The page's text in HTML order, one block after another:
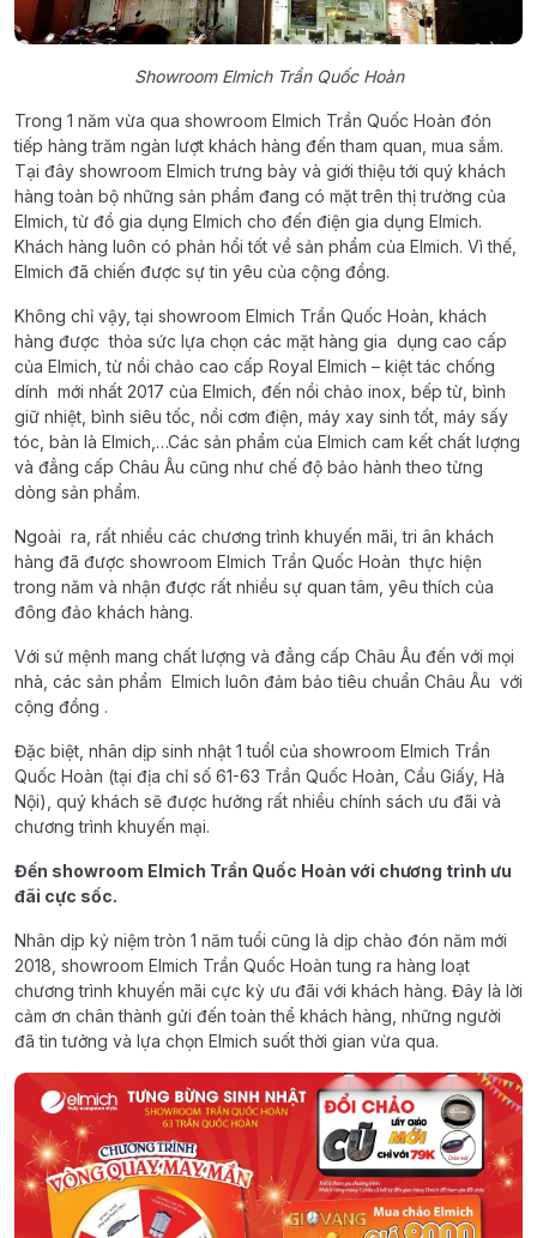
Showroom Elmich Trần Quốc Hoàn
Trong 1 năm vừa qua showroom Elmich Trần Quốc Hoàn đón
tiếp hàng trăm ngàn lượt khách hàng đến tham quan, mua sắm.
Tại đây showroom Elmich trưng bày và giới thiệu tới quý khách
hàng toàn bộ những sản phẩm đang có mặt trên thị trường của
Elmich, từ đồ gia dụng Elmich cho đến điện gia dụng Elmich.
Khách hàng luôn có phản hổi tốt về sản phẩm của Elmich. Vì thế,
Elmich đã chiến được sự tin yêu của cộng đồng.
Không chỉ vậy, tại showroom Elmich Trần Quốc Hoàn, khách
hàng được thỏa sức lựa chọn các mặt hàng gia dụng cao cấp
của Elmich, từ nồi chảo cao cấp Royal Elmich – kiệt tác chống
dính mới nhất 2017 của Elmich, đến nồi chảo inox, bếp từ, bình
giữ nhiệt, bình siêu tốc, nồi cơm điện, máy xay sinh tốt, máy sấy
tóc, bàn là Elmich,…Các sản phẩm của Elmich cam kết chất lượng
và đẳng cấp Châu Âu cũng như chế độ bảo hành theo từng
dòng sản phẩm.
Ngoài ra, rất nhiều các chương trình khuyến mãi, tri ân khách
hàng đã được showroom Elmich Trần Quốc Hoàn thực hiện
trong năm và nhận được rất nhiều sự quan tâm, yêu thích của
đông đảo khách hàng.
Với sứ mệnh mang chất lượng và đẳng cấp Châu Âu đến với mọi
nhà, các sản phẩm Elmich luôn đảm bảo tiêu chuẩn Châu Âu với
cộng đồng .
Đặc biệt, nhân dịp sinh nhật 1 tuổI của showroom Elmich Trần
Quốc Hoàn (tại địa chỉ số 61-63 Trần Quốc Hoàn, Cầu Giấy, Hà
Nội), quý khách sẽ được hưởng rất nhiều chính sách ưu đãi và
chương trình khuyến mại.
Đến showroom Elmich Trần Quốc Hoàn với chương trình ưu
đãi cực sốc.
Nhân dịp kỷ niệm tròn 1 năm tuổi cũng là dịp chào đón năm mới
2018, showroom Elmich Trần Quốc Hoàn tung ra hàng loạt
chương trình khuyến mãi cực kỳ ưu đãi với khách hàng. Đây là lời
cảm ơn chân thành gửi đến toàn thể khách hàng, những người
đã tin tưởng và lựa chọn Elmich suốt thời gian vừa qua.